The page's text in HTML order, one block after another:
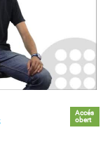
Accés
obert